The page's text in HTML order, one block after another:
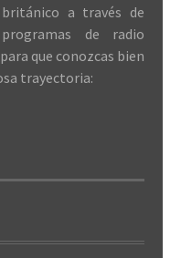
a través de
de radio
que conozcas bien
trayectoria: